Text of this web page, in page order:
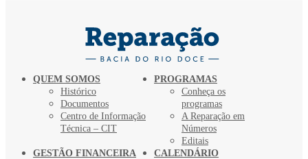
QUEM SOMOS
Histórico
Documentos
Centro de Informação
Técnica – CIT
PROGRAMAS
Conheça os
programas
A Reparação em
Números
Editais
GESTÃO FINANCEIRA
CALENDÁRIO